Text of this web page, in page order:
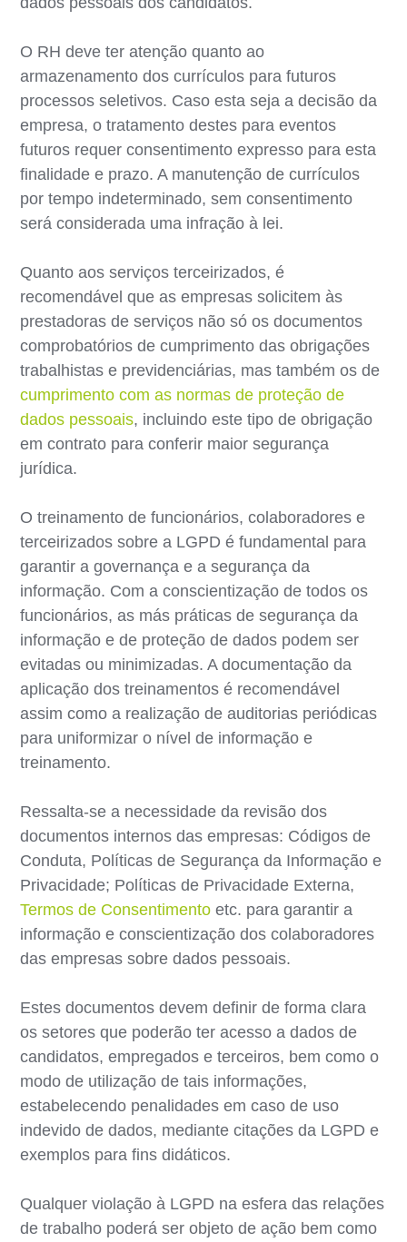
O RH deve ter atenção quanto ao
armazenamento dos currículos para futuros
processos seletivos. Caso esta seja a decisão da
empresa, o tratamento destes para eventos
futuros requer consentimento expresso para esta
finalidade e prazo. A manutenção de currículos
por tempo indeterminado, sem consentimento
será considerada uma infração à lei.
Quanto aos serviços terceirizados, é
recomendável que as empresas solicitem às
prestadoras de serviços não só os documentos
comprobatórios de cumprimento das obrigações
trabalhistas e previdenciárias, mas também os de
cumprimento com as normas de proteção de
dados pessoais, incluindo este tipo de obrigação
em contrato para conferir maior segurança
jurídica.
O treinamento de funcionários, colaboradores e
terceirizados sobre a LGPD é fundamental para
garantir a governança e a segurança da
informação. Com a conscientização de todos os
funcionários, as más práticas de segurança da
informação e de proteção de dados podem ser
evitadas ou minimizadas. A documentação da
aplicação dos treinamentos é recomendável
assim como a realização de auditorias periódicas
para uniformizar o nível de informação e
treinamento.
Ressalta-se a necessidade da revisão dos
documentos internos das empresas: Códigos de
Conduta, Políticas de Segurança da Informação e
Privacidade; Políticas de Privacidade Externa,
Termos de Consentimento etc. para garantir a
informação e conscientização dos colaboradores
das empresas sobre dados pessoais.
Estes documentos devem definir de forma clara
os setores que poderão ter acesso a dados de
candidatos, empregados e terceiros, bem como o
modo de utilização de tais informações,
estabelecendo penalidades em caso de uso
indevido de dados, mediante citações da LGPD e
exemplos para fins didáticos.
Qualquer violação à LGPD na esfera das relações
de trabalho poderá ser objeto de ação bem como